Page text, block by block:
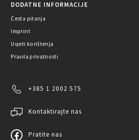
DODATNE INFORMACIJE
Česta pitanja
Imprint
Uvjeti korištenja
Pravila privatnosti
+385 1 2002 575
Kontaktirajte nas
Pratite nas